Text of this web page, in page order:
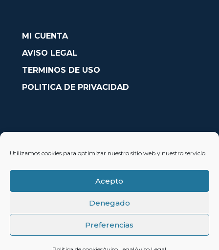
Utilizamos cookies para optimizar nuestro sitio web y nuestro servicio.
Acepto
Denegado
Preferencias
MI CUENTA
AVISO LEGAL
TERMINOS DE USO
POLITICA DE PRIVACIDAD
Avda. País Valencià nº54, Oficina 23, Alcoy (Alicante)
© 2023 SoloBarcos®